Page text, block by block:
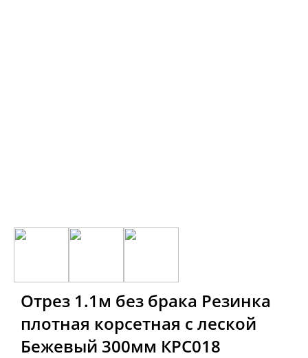
Отрез 1.1м без брака Резинка
плотная корсетная с леской
Бежевый 300мм КРС018